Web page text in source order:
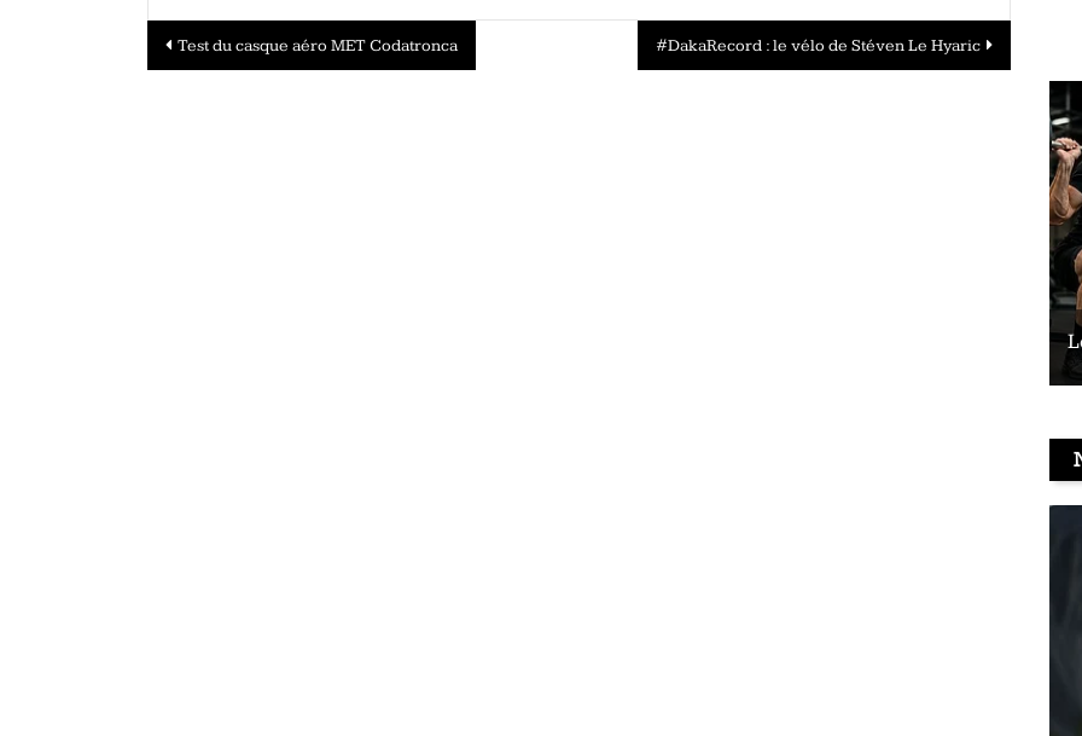
Navigation
Test du casque aéro MET Codatronca #DakaRecord : le vélo de Stéven Le Hyaric